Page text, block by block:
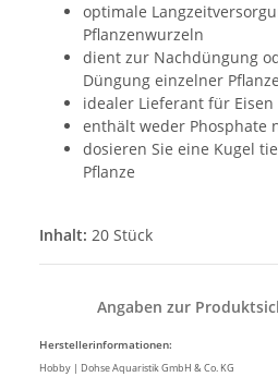
optimale
Pflanzenwurzeln
dient zur Nachdüngung
Düngung einzelner
idealer Lieferant für
enthält weder Phosphate
dosieren Sie eine Kugel
Pflanze
Inhalt: 20 Stück
Angaben zur
Herstellerinformationen:
Hobby | Dohse Aquaristik GmbH & Co. KG